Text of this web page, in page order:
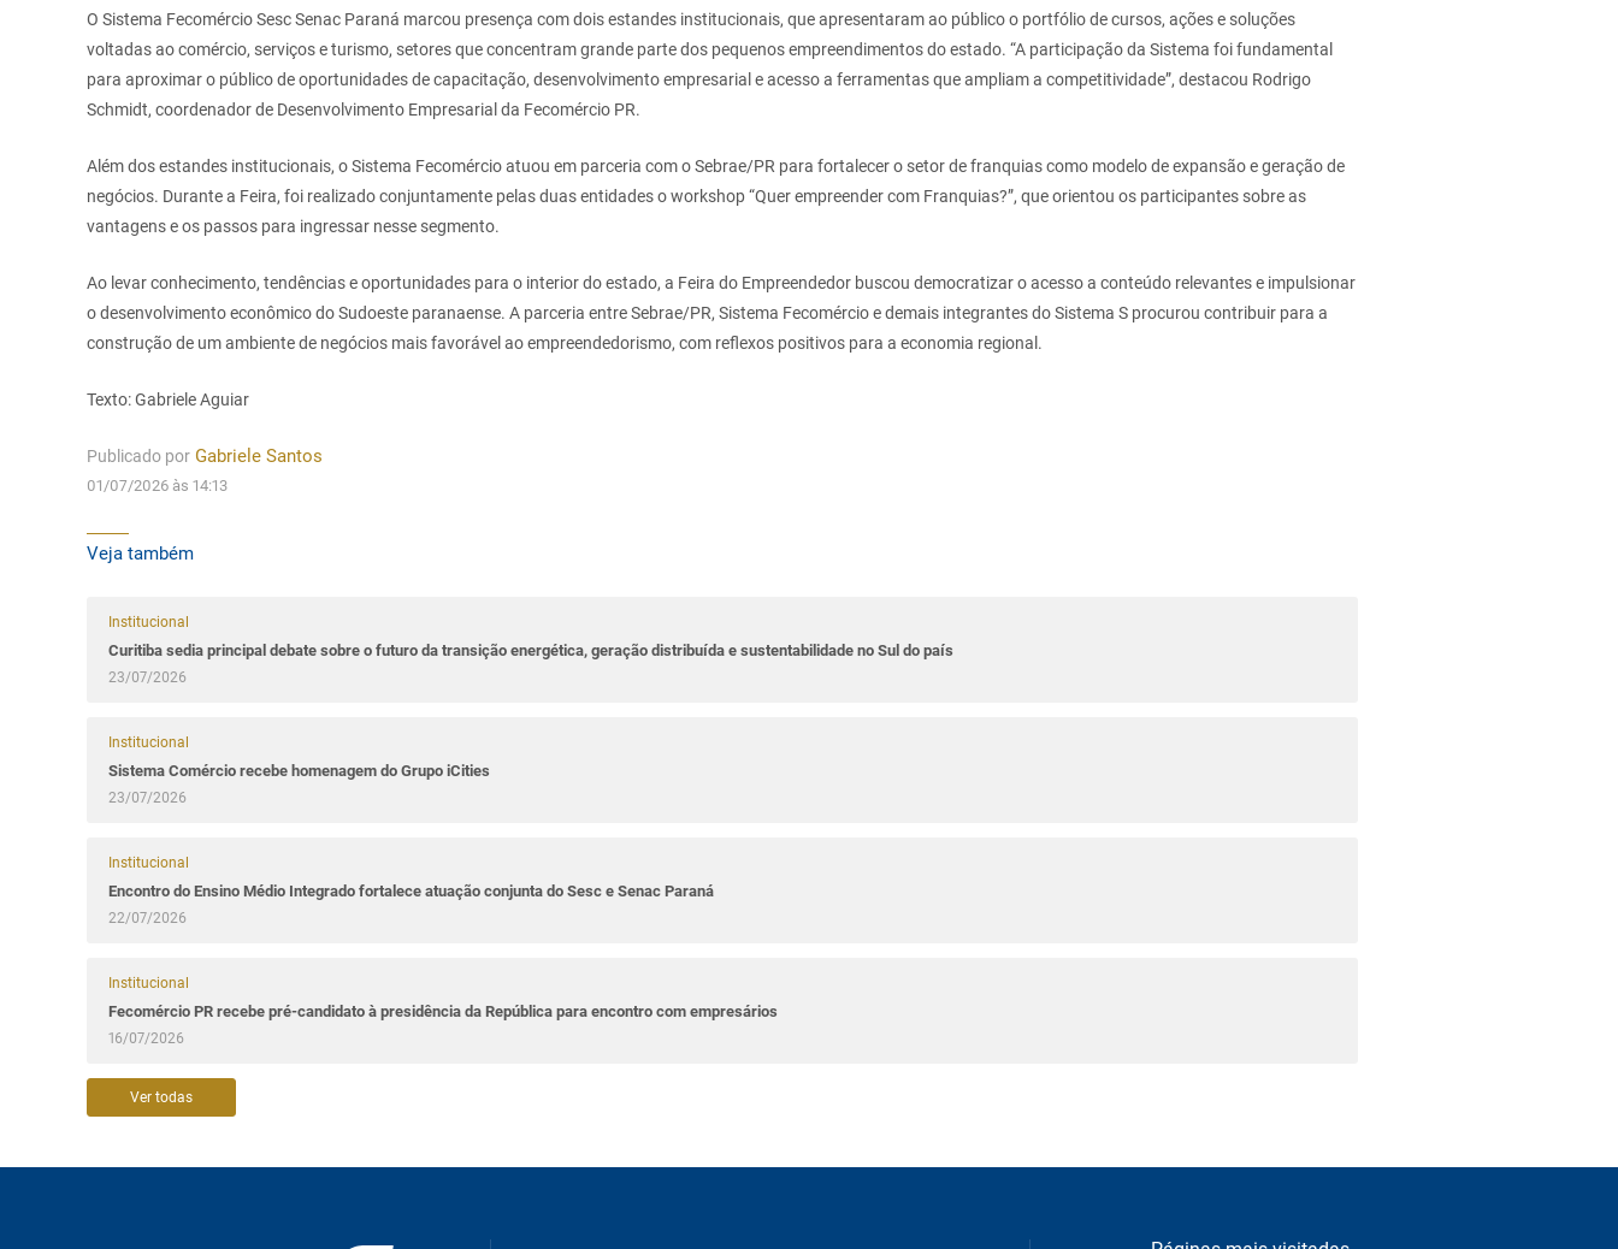
O Sistema Fecomércio Sesc Senac Paraná marcou presença com dois estandes institucionais, que apresentaram ao público o portfólio de cursos, ações e soluções
voltadas ao comércio, serviços e turismo, setores que concentram grande parte dos pequenos empreendimentos do estado. “A participação da Sistema foi fundamental
para aproximar o público de oportunidades de capacitação, desenvolvimento empresarial e acesso a ferramentas que ampliam a competitividade”, destacou Rodrigo
Schmidt, coordenador de Desenvolvimento Empresarial da Fecomércio PR.
Além dos estandes institucionais, o Sistema Fecomércio atuou em parceria com o Sebrae/PR para fortalecer o setor de franquias como modelo de expansão e geração de
negócios. Durante a Feira, foi realizado conjuntamente pelas duas entidades o workshop “Quer empreender com Franquias?”, que orientou os participantes sobre as
vantagens e os passos para ingressar nesse segmento.
Ao levar conhecimento, tendências e oportunidades para o interior do estado, a Feira do Empreendedor buscou democratizar o acesso a conteúdo relevantes e impulsionar
o desenvolvimento econômico do Sudoeste paranaense. A parceria entre Sebrae/PR, Sistema Fecomércio e demais integrantes do Sistema S procurou contribuir para a
construção de um ambiente de negócios mais favorável ao empreendedorismo, com reflexos positivos para a economia regional.
Texto: Gabriele Aguiar
Publicado por Gabriele Santos
01/07/2026 às 14:13
Veja também
Institucional
Curitiba sedia principal debate sobre o futuro da transição energética, geração distribuída e sustentabilidade no Sul do país
23/07/2026
Institucional
Sistema Comércio recebe homenagem do Grupo iCities
23/07/2026
Institucional
Encontro do Ensino Médio Integrado fortalece atuação conjunta do Sesc e Senac Paraná
22/07/2026
Institucional
Fecomércio PR recebe pré-candidato à presidência da República para encontro com empresários
16/07/2026
Ver todas